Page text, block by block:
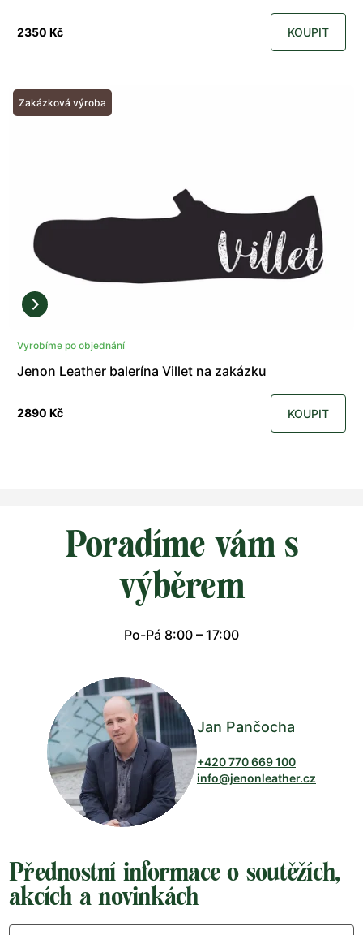
2350 Kč KOUPIT
Zakázková výroba
Vyrobíme po objednání
Jenon Leather balerína Villet na zakázku
2890 Kč KOUPIT
Poradíme vám s
výběrem
Po-Pá 8:00 – 17:00
Jan Pančocha
+420 770 669 100
info@jenonleather.cz
Přednostní informace o soutěžích,
akcích a novinkách